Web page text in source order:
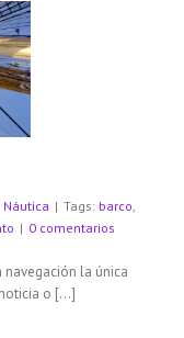
Náutica | Tags: barco,
| 0 comentarios
navegación la única
o […]